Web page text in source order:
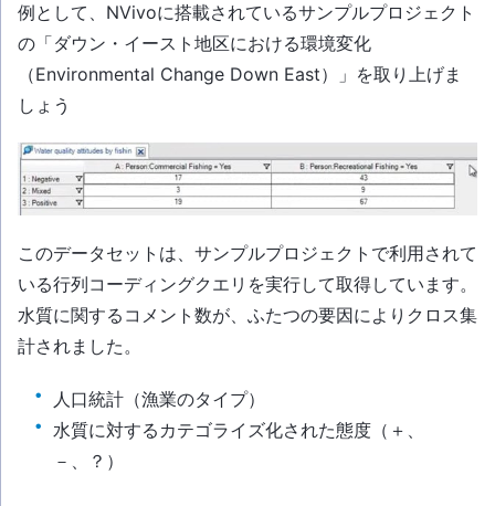
例として、NVivoに搭載されているサンプルプロジェクト
の「ダウン・イースト地区における環境変化
（Environmental Change Down East）」を取り上げま
しょう
このデータセットは、サンプルプロジェクトで利用されて
いる行列コーディングクエリを実行して取得しています。
水質に関するコメント数が、ふたつの要因によりクロス集
計されました。
人口統計（漁業のタイプ）
水質に対するカテゴライズ化された態度（＋、
－、？）